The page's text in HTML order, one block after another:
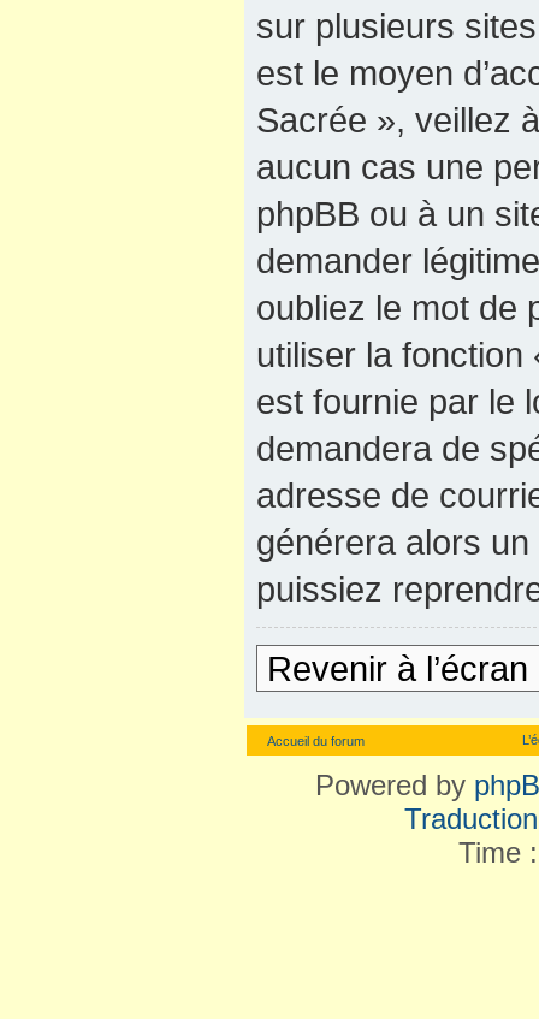
sur plusieurs
est le moyen
Sacrée », veillez
aucun cas une
phpBB ou à un
demander
oubliez le mot de
utiliser la fonction
est fournie par le
demandera de
adresse de
générera alors
puissiez
Revenir à
Accueil du forum
Powered by
Time